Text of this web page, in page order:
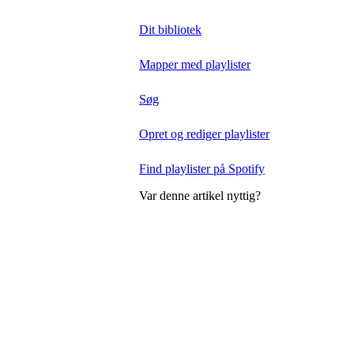
Dit bibliotek
Mapper med playlister
Søg
Opret og rediger playlister
Find playlister på Spotify
Var denne artikel nyttig?